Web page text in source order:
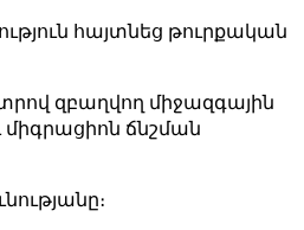
հայտնեց թուրքական
զբաղվող միջազգային
ճնշման